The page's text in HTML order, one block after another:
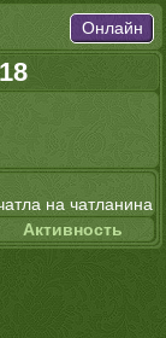
на чатланина
Активность